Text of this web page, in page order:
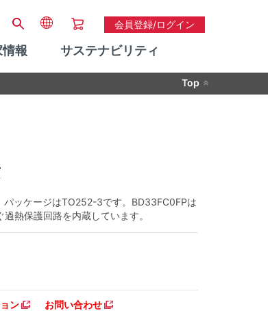
会員登録/ログイン
報 サステナビリティ
Top
パッケージはTO252-3です。BD33FC0FPは
熱保護回路を内蔵しています。
ン お問い合わせ